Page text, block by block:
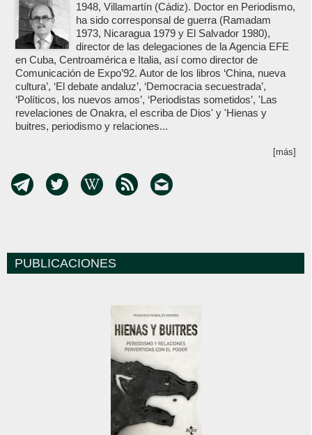
1948, Villamartín (Cádiz). Doctor en Periodismo,
ha sido corresponsal de guerra (Ramadam
1973, Nicaragua 1979 y El Salvador 1980),
director de las delegaciones de la Agencia EFE
en Cuba, Centroamérica e Italia, así como director de
Comunicación de Expo’92. Autor de los libros ‘China, nueva
cultura’, ‘El debate andaluz’, ‘Democracia secuestrada’,
‘Políticos, los nuevos amos’, ‘Periodistas sometidos’, 'Las
revelaciones de Onakra, el escriba de Dios' y 'Hienas y
buitres, periodismo y relaciones...
[más]
PUBLICACIONES